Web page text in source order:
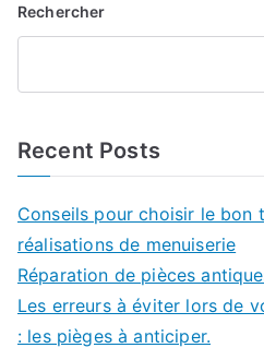
Rechercher
Recent Posts
Conseils pour choisir le bon
réalisations de menuiserie
Réparation de pièces
Les erreurs à éviter lors de
: les pièges à anticiper.